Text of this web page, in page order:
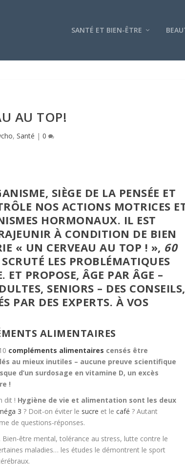
SANTÉ ET BIEN-ÊTRE
AU TOP!
, Santé | 0
SIÈGE DE LA PENSÉE ET
NOS ACTIONS MOTRICES
HORMONAUX. IL EST
À CONDITION DE BIEN
« UN CERVEAU AU TOP ! », 60
LES PROBLÉMATIQUES
ET PROPOSE, ÂGE PAR ÂGE –
SENIORS – DES CONSEILS,
PAR DES EXPERTS. À VOS
ALIMENTAIRES
compléments alimentaires censés être
au mieux inutiles – aucune preuve scientifique
d’un surdosage en vitamine D, un excès
!
dit ! Hygiène de vie et alimentation sont les deux
3 ? Doit-on éviter le sucre et lecafé ? Autant
de questions-réponses.
. Bien-être mental, tolérance au stress, lutte contre le
maladies… les études le démontrent le sport